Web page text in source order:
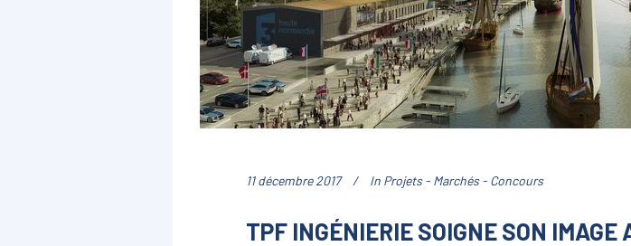
11 décembre 2017 In Projets - Marchés - Concours
TPF INGÉNIERIE SOIGNE SON